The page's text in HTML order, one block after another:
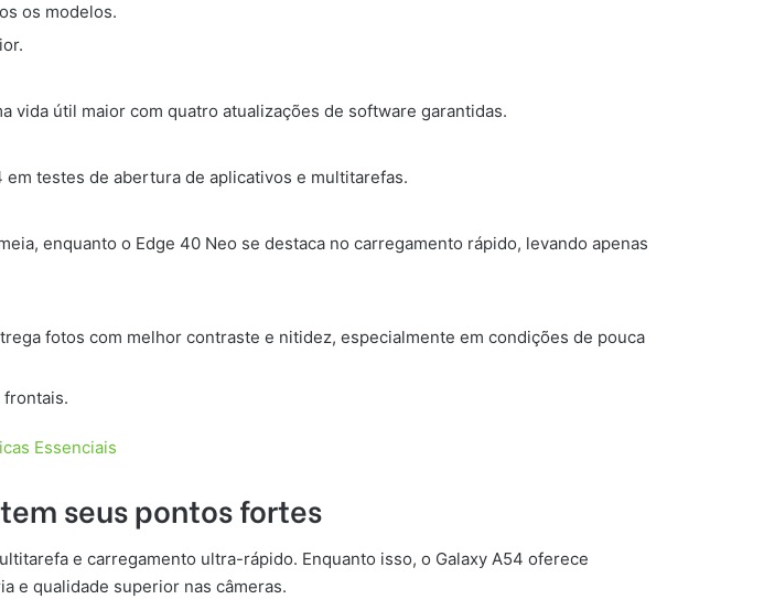
os modelos.
vida útil maior com quatro atualizações de software garantidas.
testes de abertura de aplicativos e multitarefas.
enquanto o Edge 40 Neo se destaca no carregamento rápido, levando apenas
fotos com melhor contraste e nitidez, especialmente em condições de pouca
frontais.
Essenciais
seus pontos fortes
e carregamento ultra-rápido. Enquanto isso, o Galaxy A54 oferece
e qualidade superior nas câmeras.